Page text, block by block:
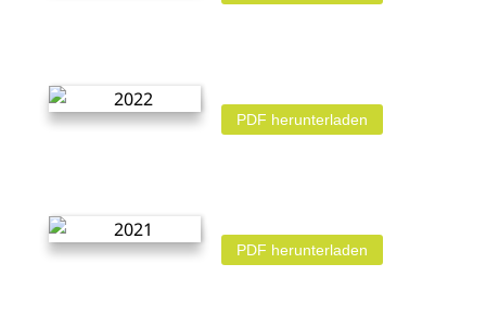
PDF herunterladen
PDF herunterladen